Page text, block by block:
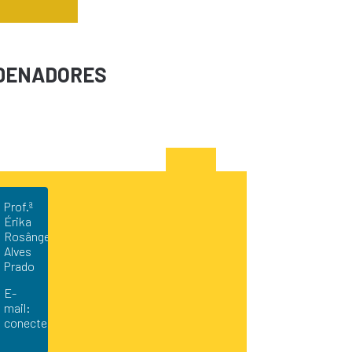
Prof.ª
Érika
Rosângela
Alves
Prado
E-
mail:
conecterikaprado@hotmail.com